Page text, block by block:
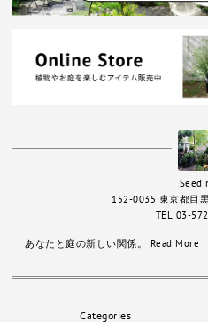
あなたと庭の新しい関係。 Read More
152-0035 東京都目
TEL 03-
Categories